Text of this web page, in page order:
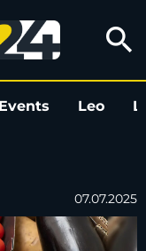
search
Events Leo
07.07.2025